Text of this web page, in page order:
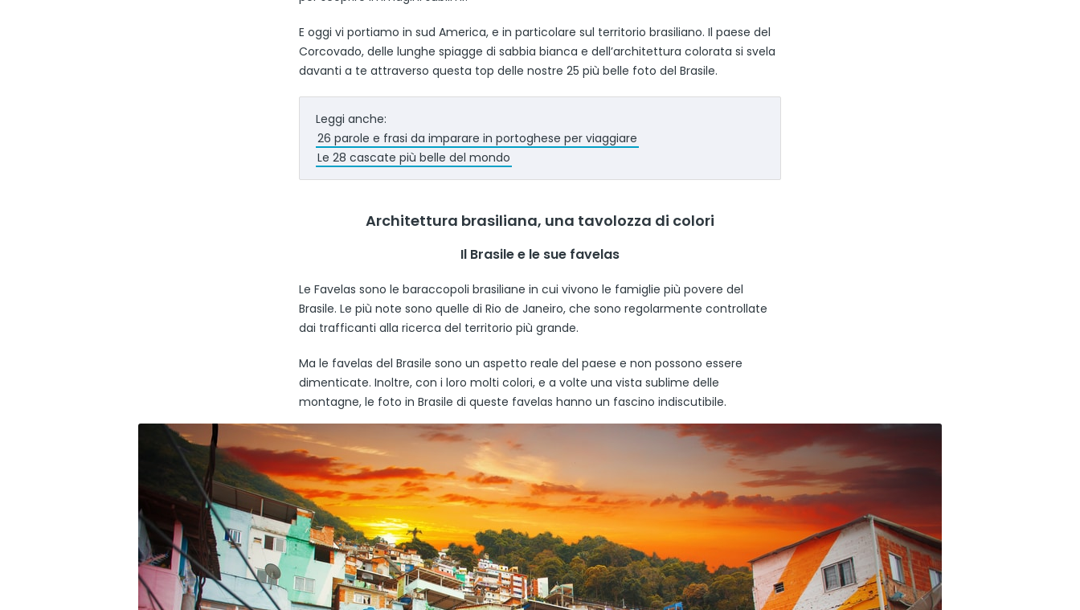
E oggi vi portiamo in sud America, e in particolare sul territorio brasiliano. Il paese del
Corcovado, delle lunghe spiagge di sabbia bianca e dell’architettura colorata si svela
davanti a te attraverso questa top delle nostre 25 più belle foto del Brasile.
Leggi anche:
26 parole e frasi da imparare in portoghese per viaggiare
Le 28 cascate più belle del mondo
Architettura brasiliana, una tavolozza di colori
Il Brasile e le sue favelas
Le Favelas sono le baraccopoli brasiliane in cui vivono le famiglie più povere del
Brasile. Le più note sono quelle di Rio de Janeiro, che sono regolarmente controllate
dai trafficanti alla ricerca del territorio più grande.
Ma le favelas del Brasile sono un aspetto reale del paese e non possono essere
dimenticate. Inoltre, con i loro molti colori, e a volte una vista sublime delle
montagne, le foto in Brasile di queste favelas hanno un fascino indiscutibile.